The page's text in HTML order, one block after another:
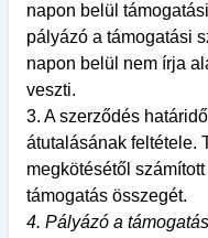
napon belül
pályázó a támogatási
napon belül nem írja
veszti.
3. A szerződés
átutalásának feltétele.
megkötésétől
támogatás összegét.
4. Pályázó a